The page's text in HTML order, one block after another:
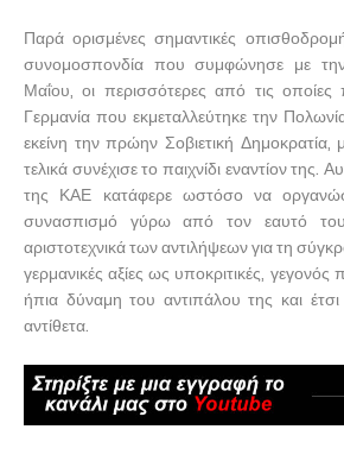
Παρά ορισμένες σημαντικές
συνομοσπονδία που συμφώνησε με
Μαΐου, οι περισσότερες από τις
Γερμανία που εκμεταλλεύτηκε την
εκείνη την πρώην Σοβιετική
τελικά συνέχισε το παιχνίδι εναντίον της.
της ΚΑΕ κατάφερε ωστόσο να
συνασπισμό γύρω από τον εαυτό του.
αριστοτεχνικά των αντιλήψεων για τη
γερμανικές αξίες ως υποκριτικές,
ήπια δύναμη του αντιπάλου της και
αντίθετα.